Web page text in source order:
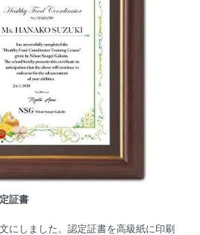
証書
にしました。認定証書を高級紙に印刷